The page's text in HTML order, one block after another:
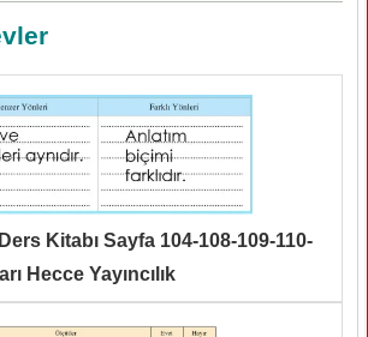
Kitabı Sayfa 104-108-109-110-
Hecce Yayıncılık